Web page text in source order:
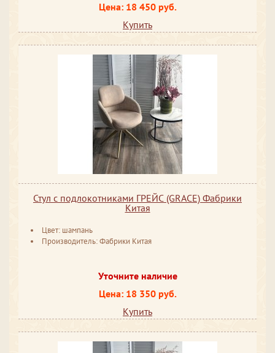
Цена: 18 450 руб.
Купить
Стул с подлокотниками ГРЕЙС (GRACE) Фабрики
Китая
Цвет: шампань
Производитель: Фабрики Китая
Уточните наличие
Цена: 18 350 руб.
Купить